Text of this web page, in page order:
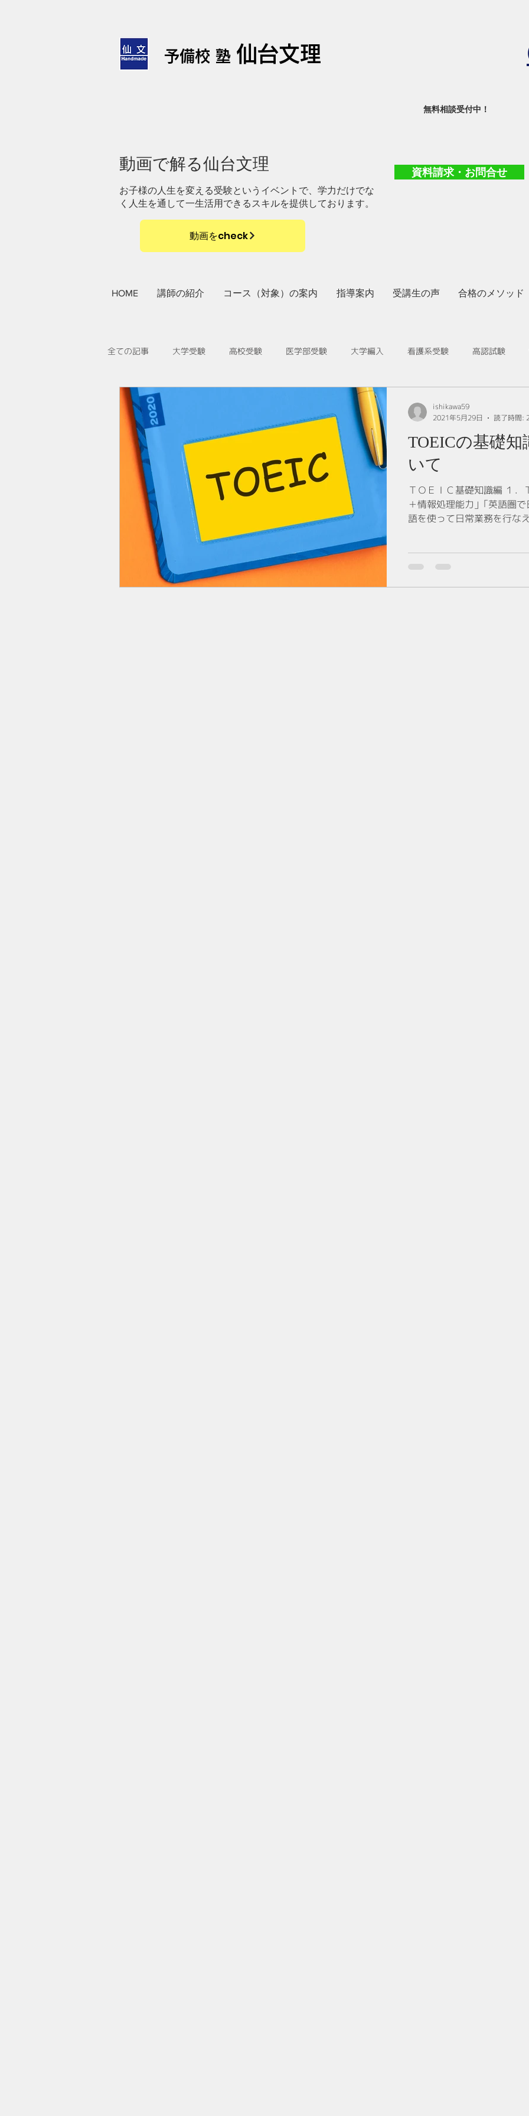
予備校 塾 仙台文理
​無料相談受付中！
​動画で解る仙台文理
お子様の人生を変える受験というイベントで、学力だけでな
く人生を通して一生活用できるスキルを提供しております。
資料請求・お問合せ
動画をcheck
HOME 講師の紹介 コース（対象）の案内 指導案内 受講生の声 合格のメソッド
全ての記事 大学受験 高校受験 医学部受験 大学編入 看護系受験 高認試験
その他 TOEIC 一気に解消
TOEICの基礎
いて
ＴＯＥＩＣ基礎知識編 １
＋情報処理能力」｢英語圏
語を使って日常業務を行な
「情報処理能力」が...
ishikawa59
2021年5月29日
読了時間: